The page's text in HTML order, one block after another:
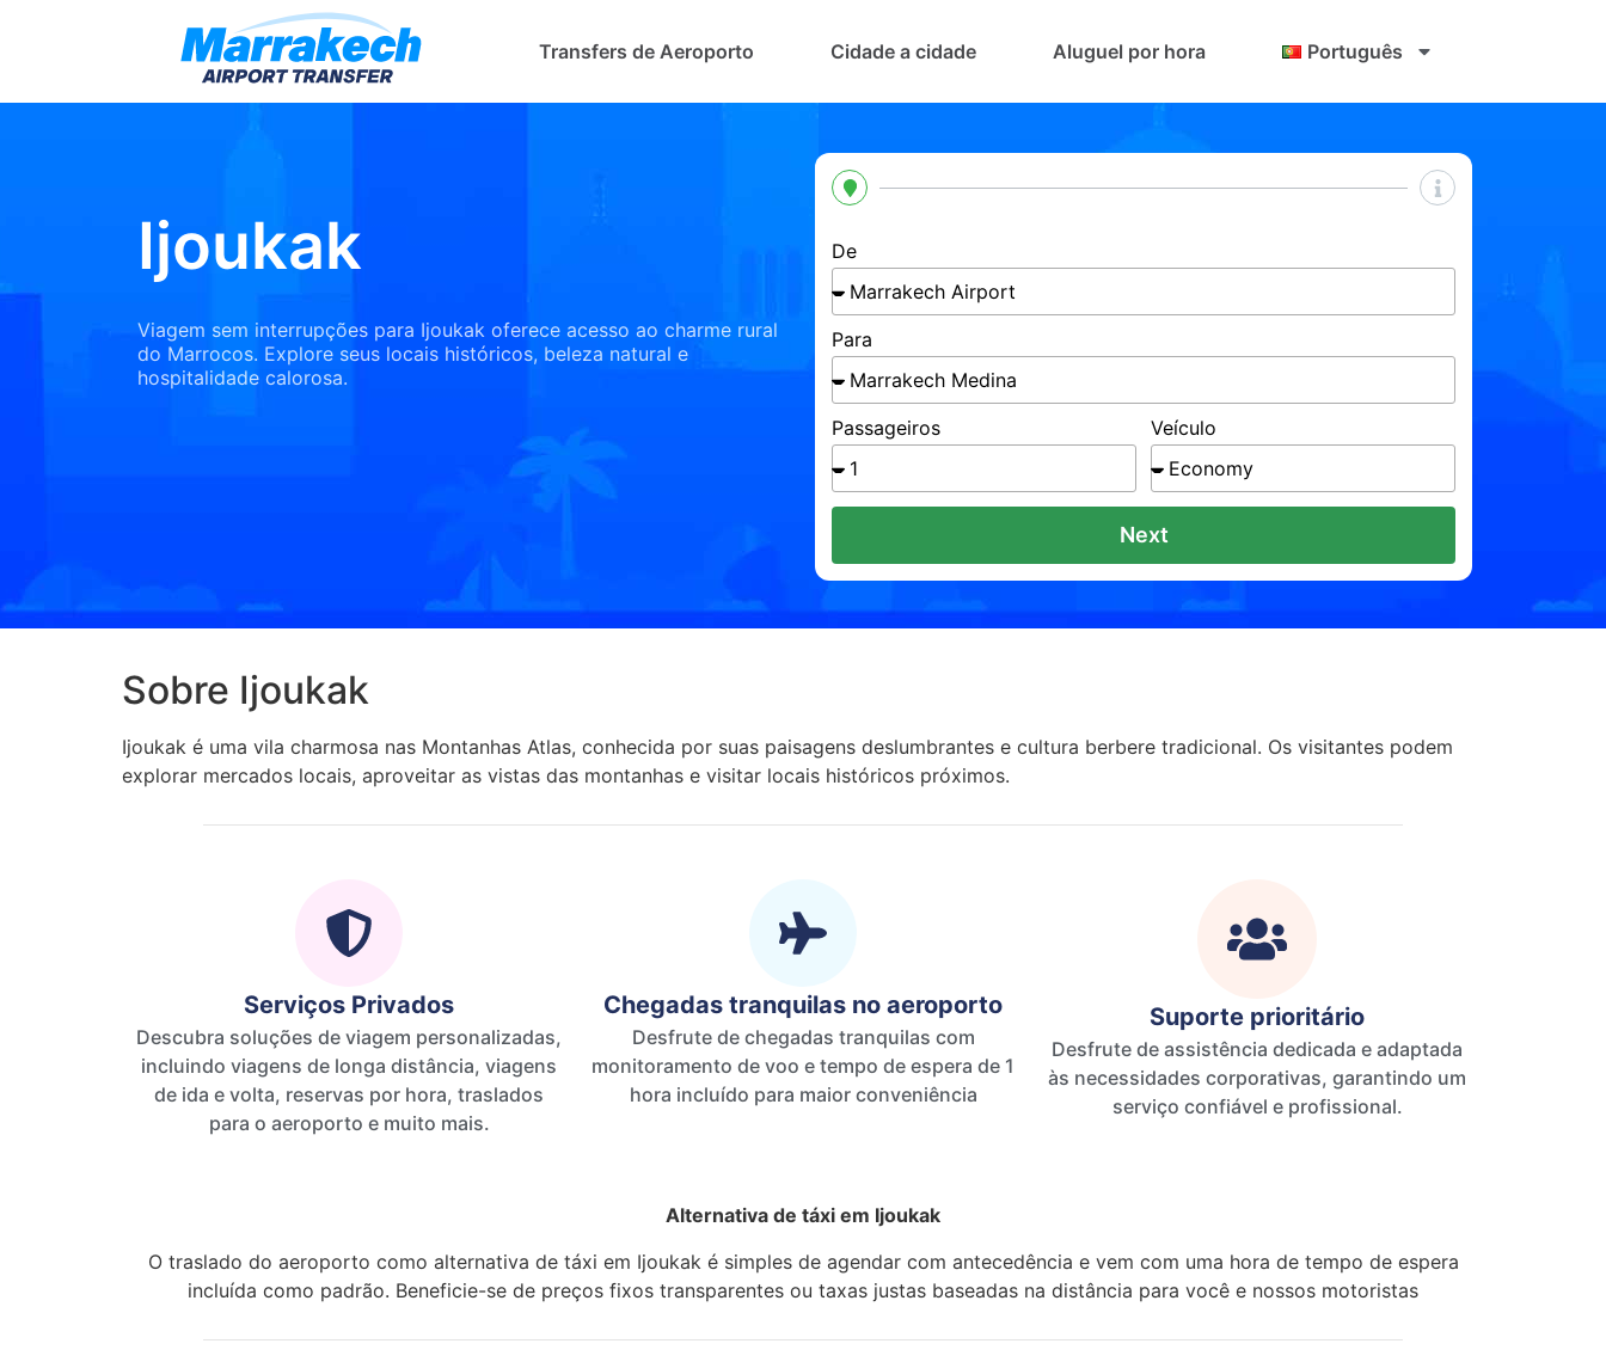
Transfers de Aeroporto Cidade a cidade Aluguel por hora Português
Ijoukak
Viagem sem interrupções para Ijoukak oferece acesso ao charme rural
do Marrocos. Explore seus locais históricos, beleza natural e
hospitalidade calorosa.
De
Para
Passageiros Veículo
Next
Sobre Ijoukak
Ijoukak é uma vila charmosa nas Montanhas Atlas, conhecida por suas paisagens deslumbrantes e cultura berbere tradicional. Os visitantes podem
explorar mercados locais, aproveitar as vistas das montanhas e visitar locais históricos próximos.
Serviços Privados
Descubra soluções de viagem personalizadas,
incluindo viagens de longa distância, viagens
de ida e volta, reservas por hora, traslados
para o aeroporto e muito mais.
Chegadas tranquilas no aeroporto
Desfrute de chegadas tranquilas com
monitoramento de voo e tempo de espera de 1
hora incluído para maior conveniência
Suporte prioritário
Desfrute de assistência dedicada e adaptada
às necessidades corporativas, garantindo um
serviço confiável e profissional.
Alternativa de táxi em Ijoukak
O traslado do aeroporto como alternativa de táxi em Ijoukak é simples de agendar com antecedência e vem com uma hora de tempo de espera
incluída como padrão. Beneficie-se de preços fixos transparentes ou taxas justas baseadas na distância para você e nossos motoristas